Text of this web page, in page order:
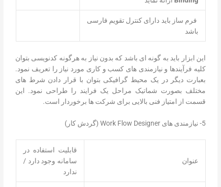
فرم ساز باید دارای کنترل تقویم فارسی
باشد
این ابزار باید به گونه ای باشد که بدون نیاز به هرگونه کدنویسی بتوان
کلیه فرآیندها و نیازمندی های کسب و کاری مورد نیاز را تعریف نمود.
بعبارت دیگر در یک محیط گرافیکی بتوان با قرار دادن شرط های
مختلف بصورت شماتیک مراحل یک فرایند را طراحی نمود. این
قسمت از امتیاز فنی بالایی برای شرکت ها برخوردار است.
5- نیازمندی های Work Flow Designer (گردش کار)
عنوان
قابلیت استفاده در
سامانه وجود دارد /
ندارد